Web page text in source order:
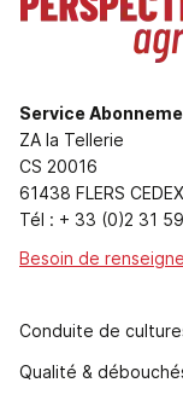
Service
ZA la Tellerie
CS 20016
61438 FLERS CEDEX
Tél : + 33 (0)2 31
Besoin de
Conduite de
Qualité &